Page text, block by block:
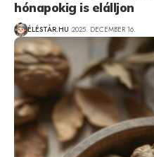
hónapokig is elálljon
ÉLÉSTÁR.HU 2025. DECEMBER 16.